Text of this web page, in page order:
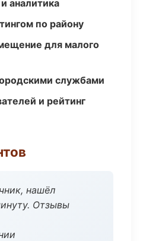
аналитика
по району
для малого
службами
и рейтинг
нашёл
Отзывы